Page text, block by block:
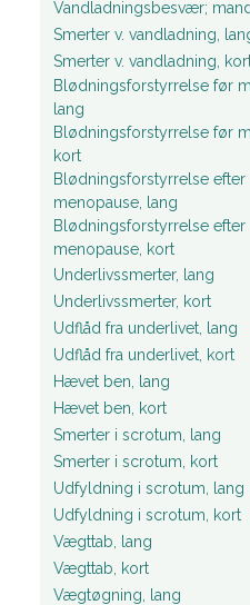
Vandladningsbesvær;
Smerter v. vandladning,
Smerter v. vandladning,
Blødningsforstyrrelse før
lang
Blødningsforstyrrelse før
kort
Blødningsforstyrrelse efter
menopause, lang
Blødningsforstyrrelse efter
menopause, kort
Underlivssmerter, lang
Underlivssmerter, kort
Udflåd fra underlivet, lang
Udflåd fra underlivet, kort
Hævet ben, lang
Hævet ben, kort
Smerter i scrotum, lang
Smerter i scrotum, kort
Udfyldning i scrotum, lang
Udfyldning i scrotum, kort
Vægttab, lang
Vægttab, kort
Vægtøgning, lang